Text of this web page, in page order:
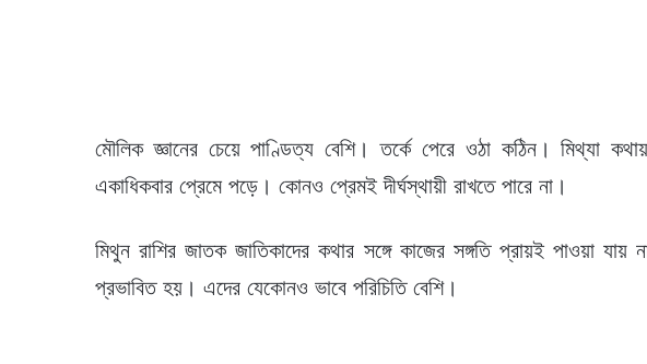
মৌলিক জ্ঞানের চেয়ে পাণ্ডিত্য বেশি। তর্কে পেরে ওঠা কঠিন। মিথ্যা
একাধিকবার প্রেমে পড়ে। কোনও প্রেমই দীর্ঘস্থায়ী রাখতে পারে না।
মিথুন রাশির জাতক জাতিকাদের কথার সঙ্গে কাজের সঙ্গতি প্রায়ই পাওয়া
প্রভাবিত হয়। এদের যেকোনও ভাবে পরিচিতি বেশি।